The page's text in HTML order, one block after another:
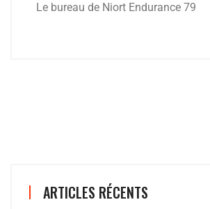
Le bureau de Niort Endurance 79
ARTICLES RÉCENTS